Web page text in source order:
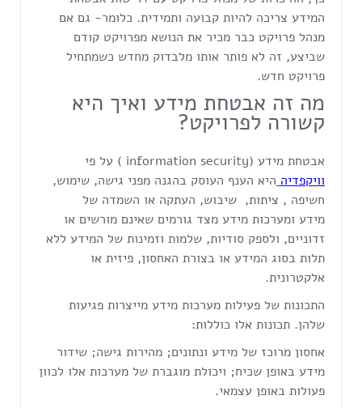
המידע צריכה להיות קבועה ותמידית. כלומר- גם אם
מנהל פרויקט כבר מכיר את הנושא מפרויקט קודם
שביצע, זה לא פותר אותו מלבדוק מחדש כשמתחיל
פרויקט חדש.
מה זה אבטחת מידע ואיך היא
קשורה לפרויקט?
אבטחת מידע (information security ) על פי
וויקפדיה היא הענף העוסק בהגנה מפני גישה, שימוש,
חשיפה , ציתות, שיבוש, העתקה או השמדה של
מידע ומערכות מידע מצד גורמים שאינם מורשים או
זדוניים, ולספק סודיות, שלמות וזמינות של המידע ללא
תלות בסוג המידע או בצורת האחסון, פיזית או
אלקטרונית.
התכונות של פעילות מערכות מידע מייצרות פגיעות
שלהן. תכונות אלו כוללות:
אחסון מרוכז של מידע ונתונים; מהירות גישה; שידור
מידע באופן שכיח; ויכולת מוגברת של מערכות אלו לכוון
פעולות באופן עצמאי.